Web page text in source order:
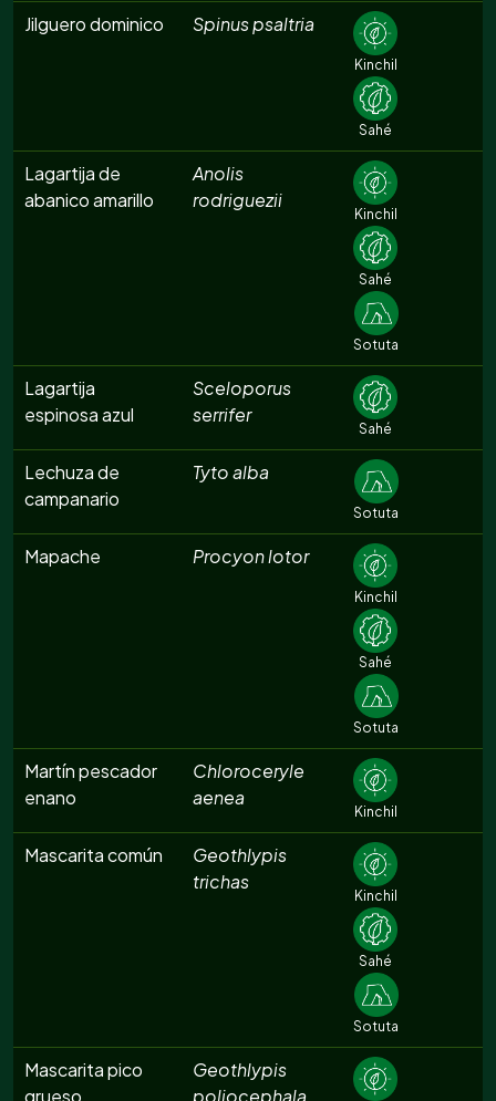
Jilguero dominico Spinus psaltria
Kinchil
Sahé
Lagartija de
abanico amarillo
Anolis
rodriguezii
Kinchil
Sahé
Sotuta
Lagartija
espinosa azul
Sceloporus
serrifer
Sahé
Lechuza de
campanario
Tyto alba
Sotuta
Mapache Procyon lotor
Kinchil
Sahé
Sotuta
Martín pescador
enano
Chloroceryle
aenea
Kinchil
Mascarita común
Geothlypis
trichas
Kinchil
Sahé
Sotuta
Mascarita pico
grueso
Geothlypis
poliocephala